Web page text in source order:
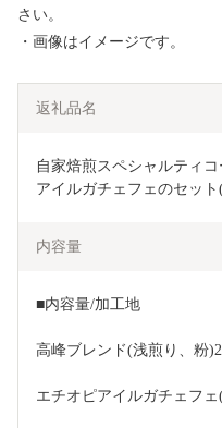
さい。
・画像はイメージです。
返礼品名
自家焙煎スペシャルティ
アイルガチェフェのセット(
内容量
■内容量/加工地
高峰ブレンド(浅煎り、粉
エチオピアイルガチェフ